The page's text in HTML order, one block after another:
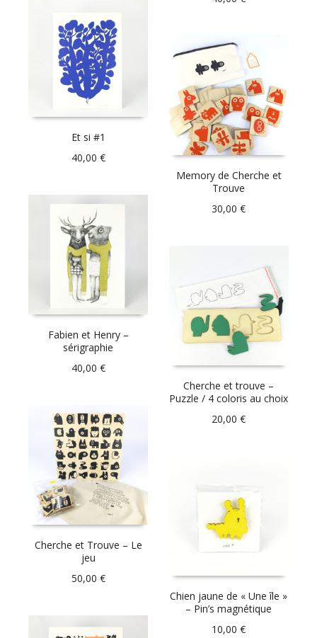
Et si #1
40,00 €
Memory de Cherche et
Trouve
30,00€
Fabien et Henry –
sérigraphie
40,00 €
Cherche et trouve –
Puzzle / 4 coloris au choix
20,00€
Cherche et Trouve – Le
jeu
50,00 €
Chien jaune de « Une île »
– Pin’s magnétique
10,00€